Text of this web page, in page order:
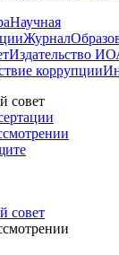
Научная
Журнал
Издательство
коррупции
совет
совет